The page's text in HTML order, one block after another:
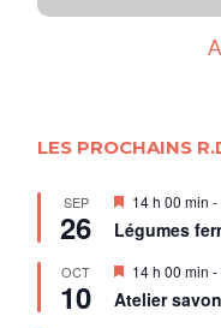
LES PROCHAINS
SEP
26
Mis
en
avant
14 h 00 min -
Légumes
OCT
10
Mis
en
avant
14 h 00 min -
Atelier